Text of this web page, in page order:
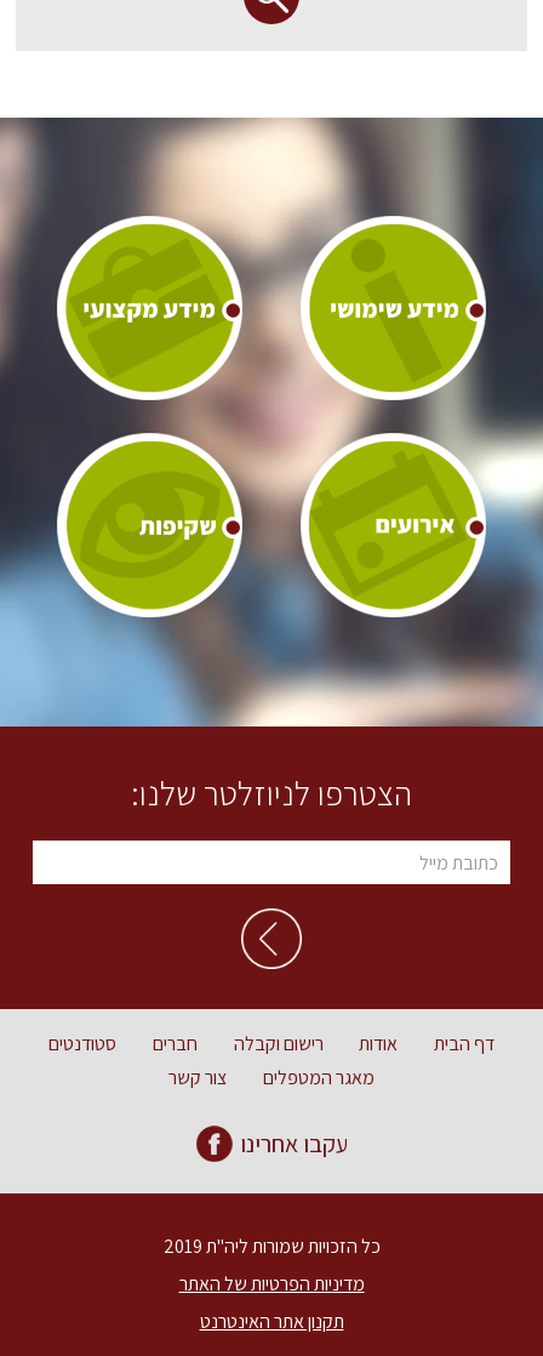
הצטרפו לניוזלטר שלנו:
דף הבית אודות רישום וקבלה חברים
סטודנטים
מאגר המטפלים
צור קשר
עקבו אחרינו
כל הזכויות שמורות ליה"ת 2019
מדיניות הפרטיות של האתר
תקנון אתר האינטרנט